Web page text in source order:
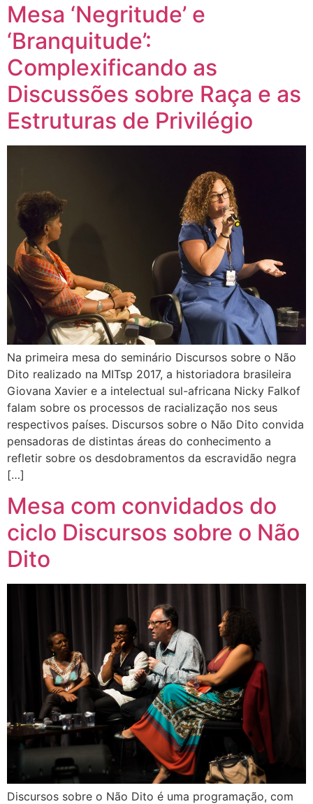
Mesa ‘Negritude’ e
‘Branquitude’:
Complexificando as
Discussões sobre Raça e as
Estruturas de Privilégio
Na primeira mesa do seminário Discursos sobre o Não
Dito realizado na MITsp 2017, a historiadora brasileira
Giovana Xavier e a intelectual sul-africana Nicky Falkof
falam sobre os processos de racialização nos seus
respectivos países. Discursos sobre o Não Dito convida
pensadoras de distintas áreas do conhecimento a
refletir sobre os desdobramentos da escravidão negra
[…]
Mesa com convidados do
ciclo Discursos sobre o Não
Dito
Discursos sobre o Não Dito é uma programação, com